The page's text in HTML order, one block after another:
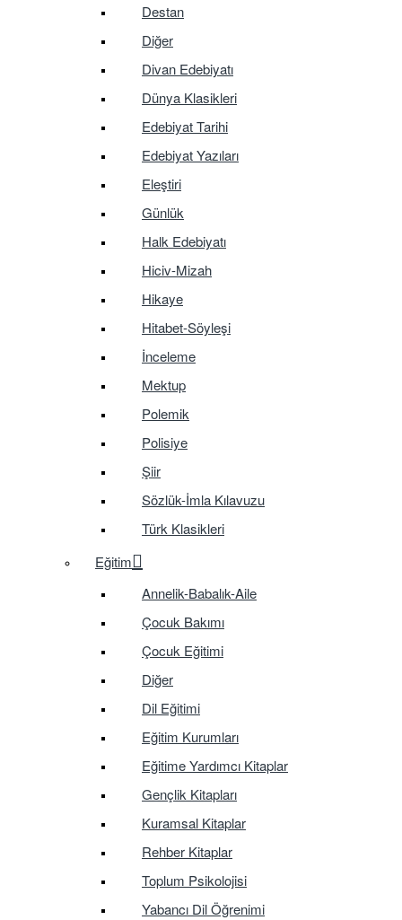
Destan
Diğer
Divan Edebiyatı
Dünya Klasikleri
Edebiyat Tarihi
Edebiyat Yazıları
Eleştiri
Günlük
Halk Edebiyatı
Hiciv-Mizah
Hikaye
Hitabet-Söyleşi
İnceleme
Mektup
Polemik
Polisiye
Şiir
Sözlük-İmla Kılavuzu
Türk Klasikleri
Eğitim
Annelik-Babalık-Aile
Çocuk Bakımı
Çocuk Eğitimi
Diğer
Dil Eğitimi
Eğitim Kurumları
Eğitime Yardımcı Kitaplar
Gençlik Kitapları
Kuramsal Kitaplar
Rehber Kitaplar
Toplum Psikolojisi
Yabancı Dil Öğrenimi